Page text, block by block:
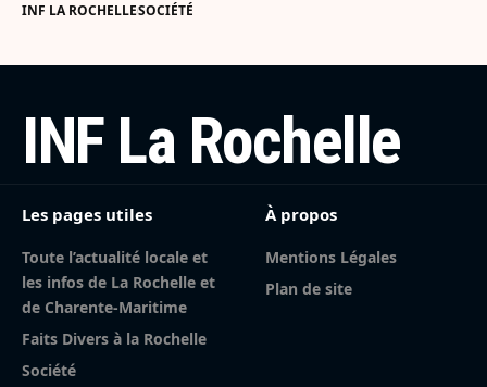
INF LA ROCHELLESOCIÉTÉ
INF La Rochelle
Les pages utiles
Toute l’actualité locale et
les infos de La Rochelle et
de Charente-Maritime
Faits Divers à la Rochelle
Société
À propos
Mentions Légales
Plan de site